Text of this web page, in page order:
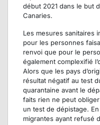
début 2021 dans le but
Canaries.
Les mesures sanitaires
pour les personnes
renvoi que pour le
également complexifié
Alors que les pays
résultat négatif au test
quarantaine avant le
faits rien ne peut
un test de dépistage.
migrantes ayant refusé